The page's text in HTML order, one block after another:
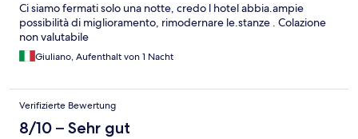
Ci siamo fermati solo una notte, credo l hotel abbia.ampie
possibilità di miglioramento, rimodernare le.stanze . Colazione
non valutabile
Giuliano, Aufenthalt von 1 Nacht
Verifizierte Bewertung
8/10 – Sehr gut